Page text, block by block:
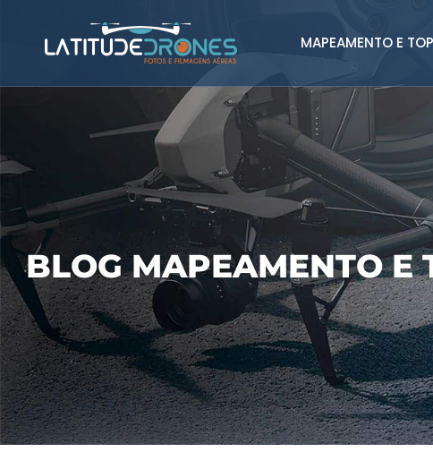
MAPEAMENTO E
BLOG MAPEAMENTO E